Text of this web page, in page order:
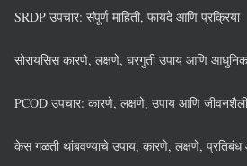
SRDP उपचार: संपूर्ण माहिती, फायदे आणि प्रक्रिया
सोरायसिस कारणे, लक्षणे, घरगुती उपाय आणि
PCOD उपचार: कारणे, लक्षणे, उपाय आणि
केस गळती थांबवण्याचे उपाय, कारणे, लक्षणे,